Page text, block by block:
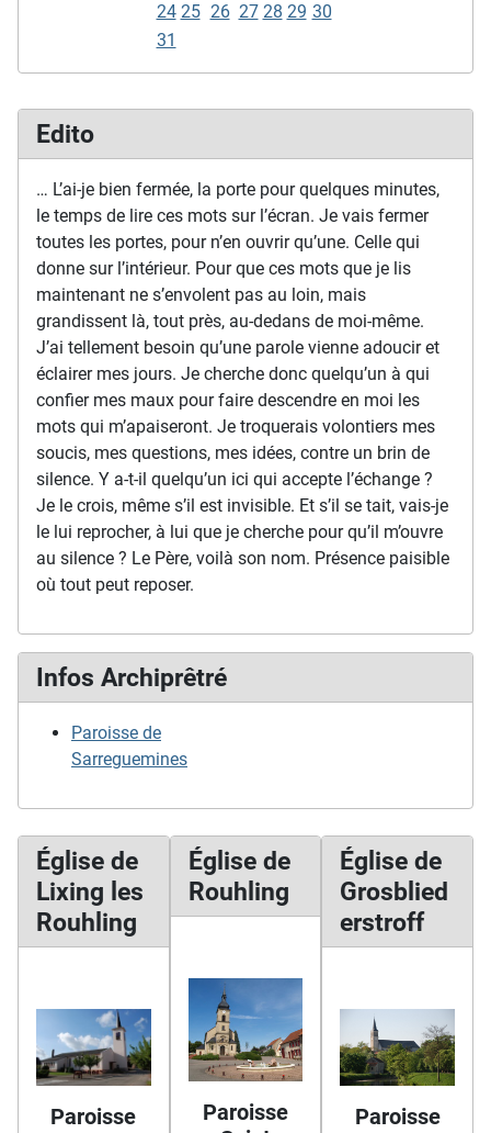
Edito
… L’ai-je bien fermée, la porte pour quelques minutes,
le temps de lire ces mots sur l’écran. Je vais fermer
toutes les portes, pour n’en ouvrir qu’une. Celle qui
donne sur l’intérieur. Pour que ces mots que je lis
maintenant ne s’envolent pas au loin, mais
grandissent là, tout près, au-dedans de moi-même.
J’ai tellement besoin qu’une parole vienne adoucir et
éclairer mes jours. Je cherche donc quelqu’un à qui
confier mes maux pour faire descendre en moi les
mots qui m’apaiseront. Je troquerais volontiers mes
soucis, mes questions, mes idées, contre un brin de
silence. Y a-t-il quelqu’un ici qui accepte l’échange ?
Je le crois, même s’il est invisible. Et s’il se tait, vais-je
le lui reprocher, à lui que je cherche pour qu’il m’ouvre
au silence ? Le Père, voilà son nom. Présence paisible
où tout peut reposer.
Infos Archiprêtré
Paroisse de
Sarreguemines
24 25 26 27 28 29 30
31
Église de
Lixing les
Rouhling
Paroisse
Église de
Rouhling
Paroisse
Église de
Grosblied
erstroff
Paroisse